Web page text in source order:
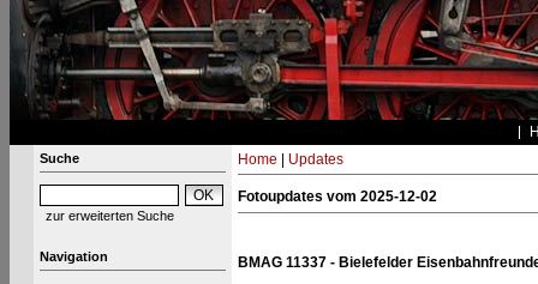
Suche
zur erweiterten Suche
Navigation
Home Updates
Fotoupdates vom 2025-12-02
BMAG 11337 - Bielefelder